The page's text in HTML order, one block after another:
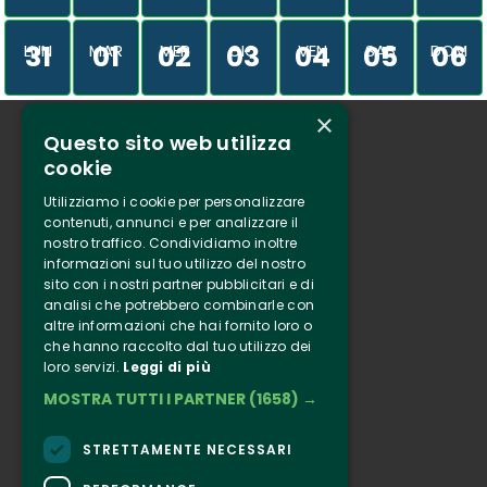
LUN
31 MAR
01 MER
02 GIO
03 VEN
04 SAB
05 DOM
06
Chi siamo
Tenuta Selvaggia
Contatti
Biglietteria
Clappit
Informazione
Seguici
Facebook
×
Questo sito web utilizza
cookie
Utilizziamo i cookie per personalizzare
contenuti, annunci e per analizzare il
nostro traffico. Condividiamo inoltre
informazioni sul tuo utilizzo del nostro
sito con i nostri partner pubblicitari e di
analisi che potrebbero combinarle con
altre informazioni che hai fornito loro o
che hanno raccolto dal tuo utilizzo dei
loro servizi. Leggi di più
MOSTRA TUTTI I PARTNER (1658) →
STRETTAMENTE NECESSARI